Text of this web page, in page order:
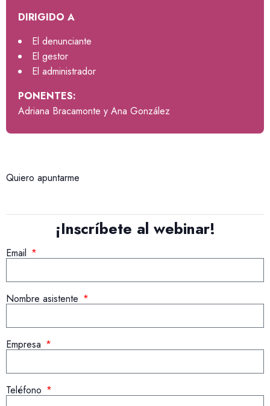
DIRIGIDO A
El denunciante
El gestor
El administrador
PONENTES:
Adriana Bracamonte y Ana González
Quiero apuntarme
¡Inscríbete al webinar!
Email
Nombre asistente
Empresa
Teléfono